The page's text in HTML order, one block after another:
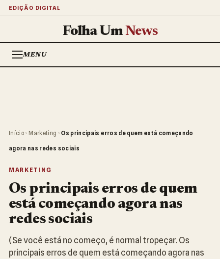
EDIÇÃO DIGITAL
Folha UmNews
MENU
Início › Marketing › Os principais erros de quem está começando
agora nas redes sociais
MARKETING
Os principais erros de quem
está começando agora nas
redes sociais
(Se você está no começo, é normal tropeçar. Os
principais erros de quem está começando agora nas